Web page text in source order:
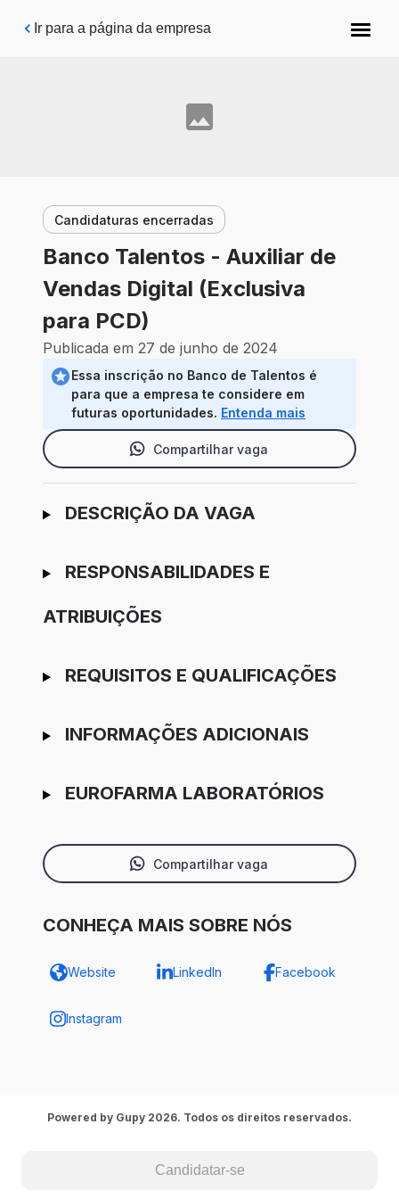
Pular para o conteúdo principal
Ir para a página da empresa
Candidaturas encerradas
Banco Talentos - Auxiliar de
Vendas Digital (Exclusiva
para PCD)
Publicada em 27 de junho de 2024
Essa inscrição no Banco de Talentos é
para que a empresa te considere em
futuras oportunidades. Entenda mais
Compartilhar vaga
Ir para candidatura
DESCRIÇÃO DA VAGA
RESPONSABILIDADES E
ATRIBUIÇÕES
REQUISITOS E QUALIFICAÇÕES
INFORMAÇÕES ADICIONAIS
EUROFARMA LABORATÓRIOS
Compartilhar vaga
CONHEÇA MAIS SOBRE NÓS
Website LinkedIn Facebook
Instagram
Candidatar-se
Powered by Gupy 2026. Todos os direitos reservados.